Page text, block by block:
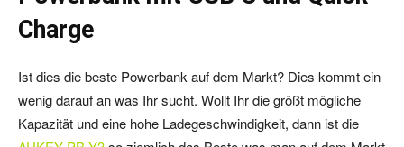
Charge
Ist dies die beste Powerbank auf dem Markt? Dies kommt ein
wenig darauf an was Ihr sucht. Wollt Ihr die größt mögliche
Kapazität und eine hohe Ladegeschwindigkeit, dann ist die